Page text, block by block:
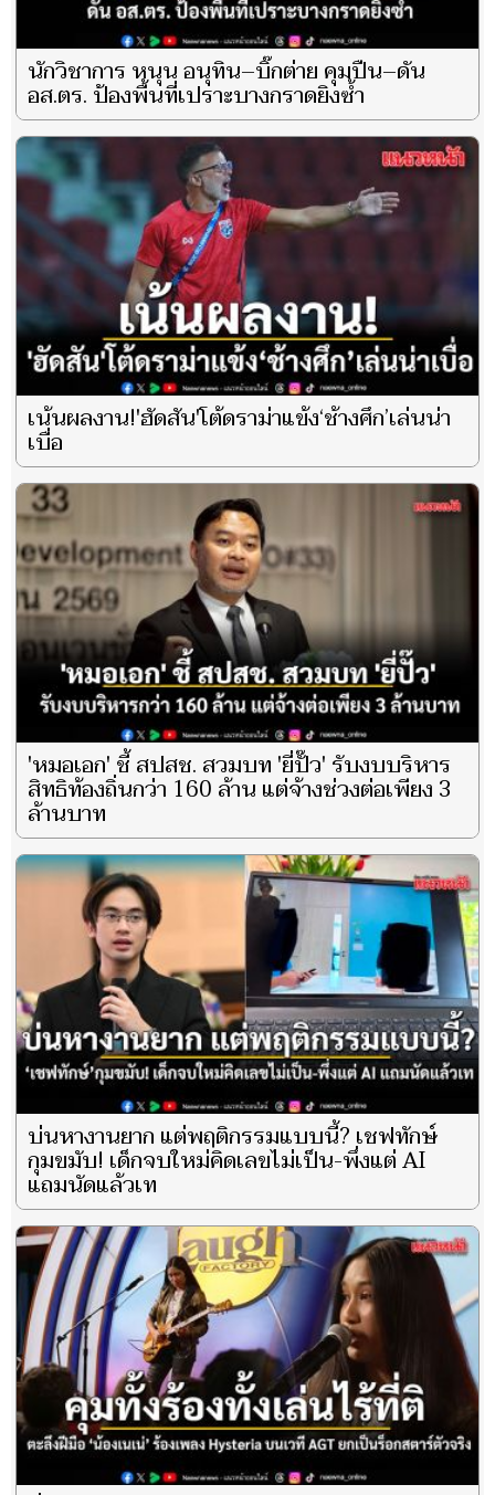
นักวิชาการ หนุน อนุทิน–บิ๊กต่าย คุมปืน–ดัน
อส.ตร. ป้องพื้นที่เปราะบางกราดยิงซ้ำ
เน้นผลงาน!'ฮัดสัน'โต้ดราม่าแข้ง‘ช้างศึก’เล่นน่า
เบื่อ
'หมอเอก' ชี้ สปสช. สวมบท 'ยี่ปั๊ว' รับงบบริหาร
สิทธิท้องถิ่นกว่า 160 ล้าน แต่จ้างช่วงต่อเพียง 3
ล้านบาท
บ่นหางานยาก แต่พฤติกรรมแบบนี้? เชฟทักษ์
กุมขมับ! เด็กจบใหม่คิดเลขไม่เป็น-พึ่งแต่ AI
แถมนัดแล้วเท